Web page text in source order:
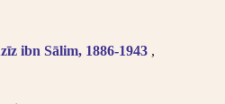
ibn Sālim, 1886-1943